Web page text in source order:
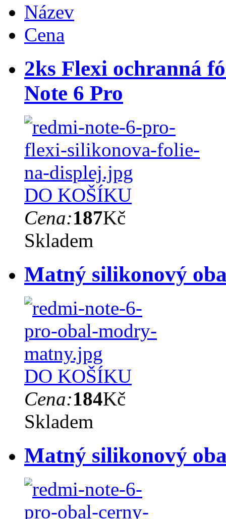
Název
Cena
2ks Flexi ochranná
Note 6 Pro
DO KOŠÍKU
Cena:187Kč
Skladem
Matný silikonový
DO KOŠÍKU
Cena:184Kč
Skladem
Matný silikonový